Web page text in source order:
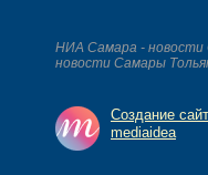
НИА Самара - новости
новости Самары
Создание
mediaidea